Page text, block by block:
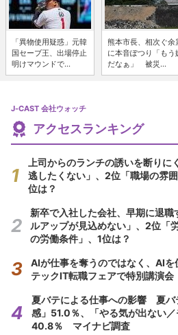
「異物使用疑惑」元韓
国セーブ王、出場停止
明けマウンドで...
熊本市長、相次ぐ余
に本音ぽつり「もう
だなぁ」 被災...
J-CAST 会社ウォッチ
アクセスランキング
上司からのランチの誘いを断り
逃したくない」、2位「職場の雰
位は？
新卒で入社した会社、早期に退
ルアップが見込めない」、2位「
の労働条件」、1位は？
AIが仕事を奪うのではなく、AI
テックIT転職フェアで特別講演会
夏バテによる仕事への影響 夏バ
感」51.0％、「やる気が出ない／
40.8％ マイナビ調査